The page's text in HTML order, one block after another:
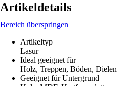
Artikeldetails
Bereich überspringen
Artikeltyp
Lasur
Ideal geeignet für
Holz, Treppen, Böden, Dielen
Geeignet für Untergrund